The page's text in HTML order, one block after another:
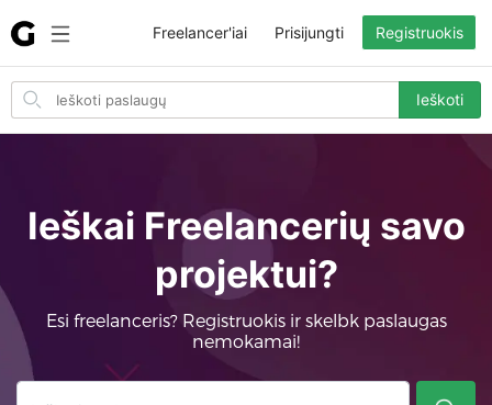
Search
items
Ieškoti
Freelancer'iai Prisijungti Registruokis
Ieškai Freelancerių savo
projektui?
Esi freelanceris? Registruokis ir skelbk paslaugas
nemokamai!